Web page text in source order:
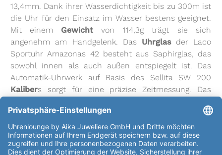
13,4mm. Dank ihrer Wasserdichtigkeit bis zu 300m ist
die Uhr für den Einsatz im Wasser bestens geeignet.
Mit einem Gewicht von 114,3g trägt sie sich
angenehm am Handgelenk. Das Uhrglasder Laco
Sportuhr Amazonas 42 besteht aus Saphirglas, das
sowohl innen als auch außen entspiegelt ist. Das
Automatik-Uhrwerk auf Basis des Sellita SW 200
Kalibers sorgt für eine präzise Zeitmessung. Das
Laco 200 basiert auf einem hochwertigen Uhrwerk,
das Undekoriert ist. DasZifferblatt der Laco
Sportuhr Amazonas 42 ist in einem eleganten
Schwarz gehalten und trägt den Aufdruck Laco und